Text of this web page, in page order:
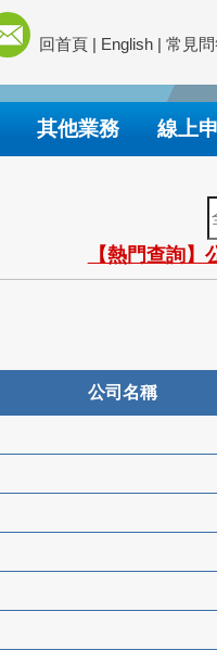
回首頁 | English | 常見
其他業務 線上
【熱門查詢
公司名稱